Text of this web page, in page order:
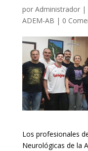
por Administrador|
ADEM-AB | 0
Los profesionales
Neurológicas de la